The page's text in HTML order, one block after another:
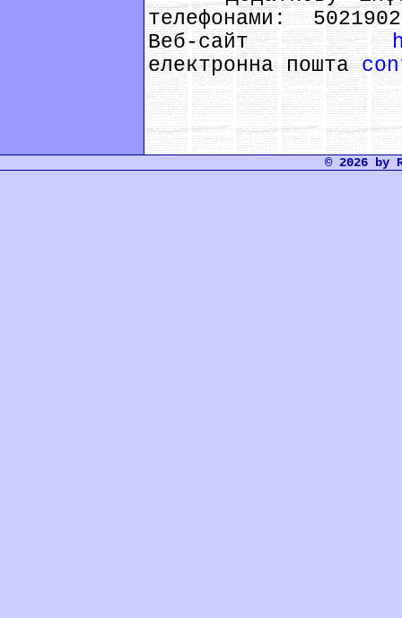
телефонами:
Веб-сайт
електронна пошта
© 2026 by